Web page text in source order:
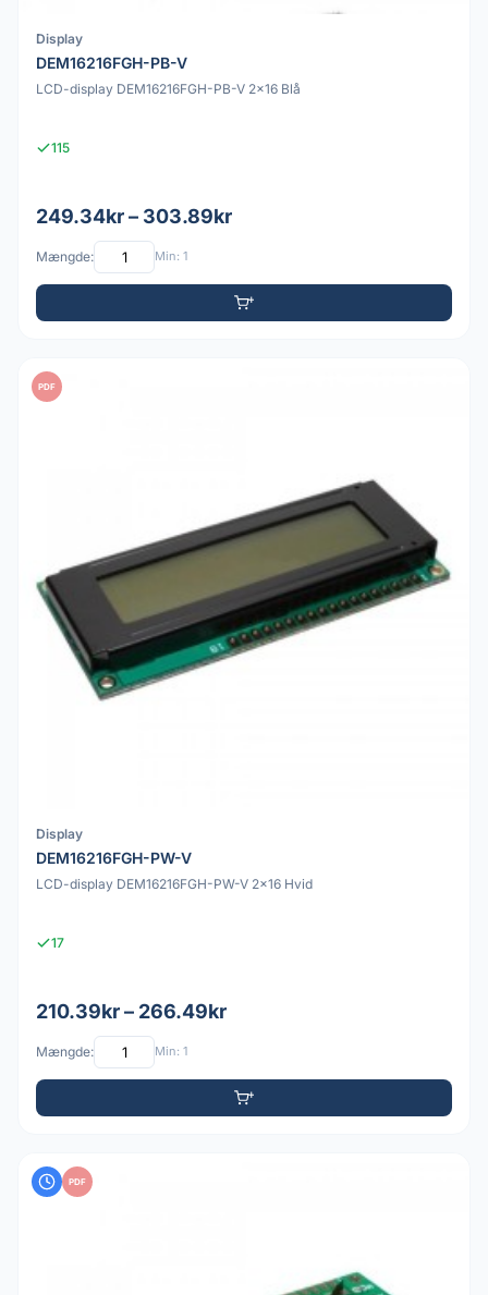
Display
DEM16216FGH-PB-V
LCD-display DEM16216FGH-PB-V 2x16 Blå
115
249.34kr – 303.89kr
Mængde: Min: 1
PDF
Display
DEM16216FGH-PW-V
LCD-display DEM16216FGH-PW-V 2x16 Hvid
17
210.39kr – 266.49kr
Mængde: Min: 1
PDF